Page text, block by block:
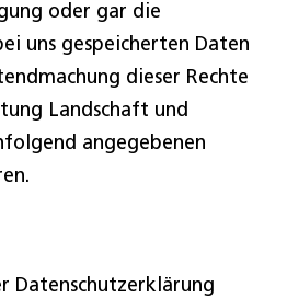
oder gar die
uns gespeicherten Daten
dieser Rechte
Landschaft und
angegebenen
Datenschutzerklärung